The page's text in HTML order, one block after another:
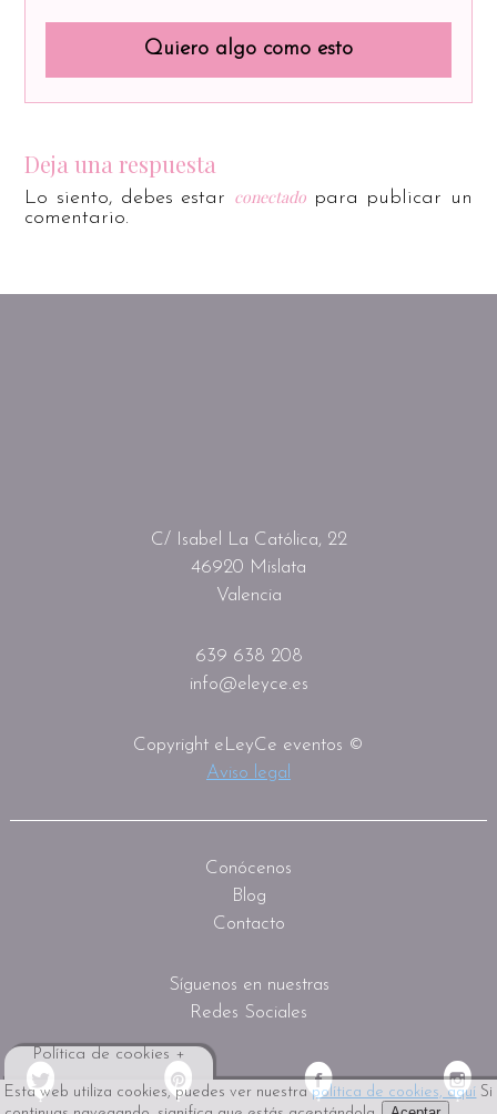
Esta web utiliza cookies, puedes ver nuestrapolítica de cookies, aquí Si
Política de cookies +
Quiero algo como esto
Deja una respuesta
Lo siento, debes estar conectadopara publicar un
comentario.
C/ Isabel La Católica, 22
46920 Mislata
Valencia
639 638 208
info@eleyce.es
Copyright eLeyCe eventos ©
Aviso legal
Conócenos
Blog
Contacto
Síguenos en nuestras
Redes Sociales